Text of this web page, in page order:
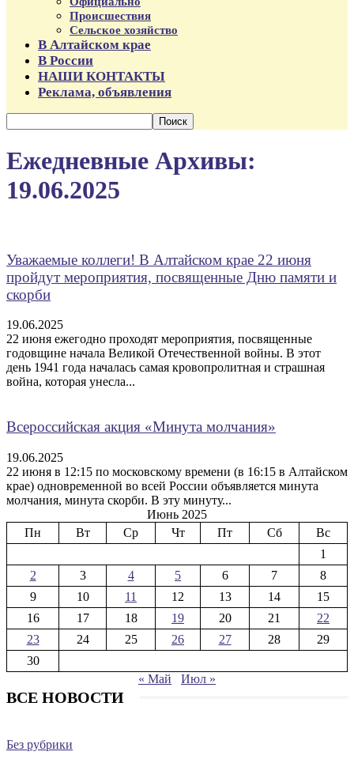
Происшествия
Сельское хозяйство
В Алтайском крае
В России
НАШИ КОНТАКТЫ
Реклама, объявления
Ежедневные Архивы:
19.06.2025
Уважаемые коллеги! В Алтайском крае 22 июня
пройдут мероприятия, посвященные Дню памяти и
скорби
19.06.2025
22 июня ежегодно проходят мероприятия, посвященные
годовщине начала Великой Отечественной войны. В этот
день 1941 года началась самая кровопролитная и страшная
война, которая унесла...
Всероссийская акция «Минута молчания»
19.06.2025
22 июня в 12:15 по московскому времени (в 16:15 в Алтайском
крае) одновременной во всей России объявляется минута
молчания, минута скорби. В эту минуту...
Июнь 2025
Пн
Вт Ср Чт Пт Сб
Вс
1
2
3 4 5 6 7
8
9
10 11 12 13 14
15
16
17 18 19 20 21
22
23
24 25 26 27 28
29
30
« Май
Июл »
ВСЕ НОВОСТИ
Без рубрики